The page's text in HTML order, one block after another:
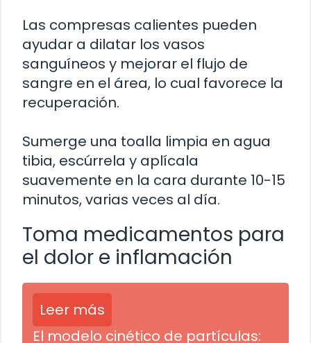
Las compresas calientes pueden
ayudar a dilatar los vasos
sanguíneos y mejorar el flujo de
sangre en el área, lo cual favorece la
recuperación.
Sumerge una toalla limpia en agua
tibia, escúrrela y aplícala
suavemente en la cara durante 10-15
minutos, varias veces al día.
Toma medicamentos para
el dolor e inflamación
Leer más
El modelo cinético de partículas: